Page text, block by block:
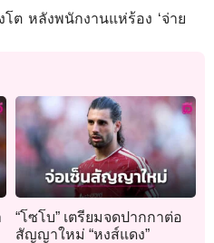
โต หลังพนักงานแห่ร้อง ‘จ่าย
“โซโบ” เตรียมจดปากกาต่อ
สัญญาใหม่ “หงส์แดง”